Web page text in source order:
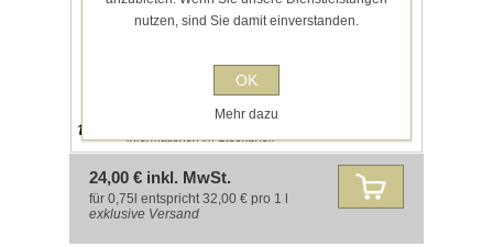
Informationen im Steckbrief.
24,00 € inkl. MwSt.
für 0,75l entspricht 32,00 € pro 1 l
exklusive Versand
nutzen, sind Sie damit einverstanden.
OK
Mehr dazu